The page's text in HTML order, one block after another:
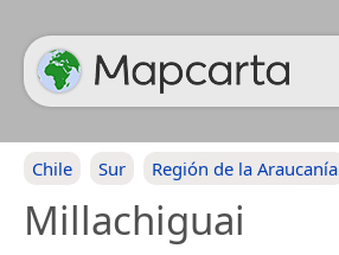
Chile Sur Región de la Araucanía
Millachiguai